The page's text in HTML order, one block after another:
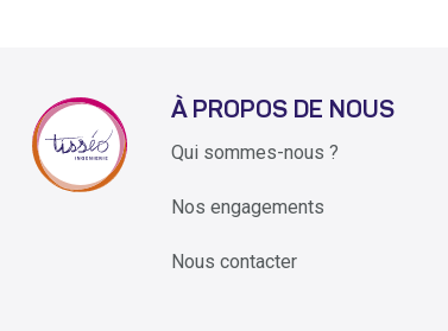
À PROPOS DE NOUS
Qui sommes-nous ?
Nos engagements
Nous contacter